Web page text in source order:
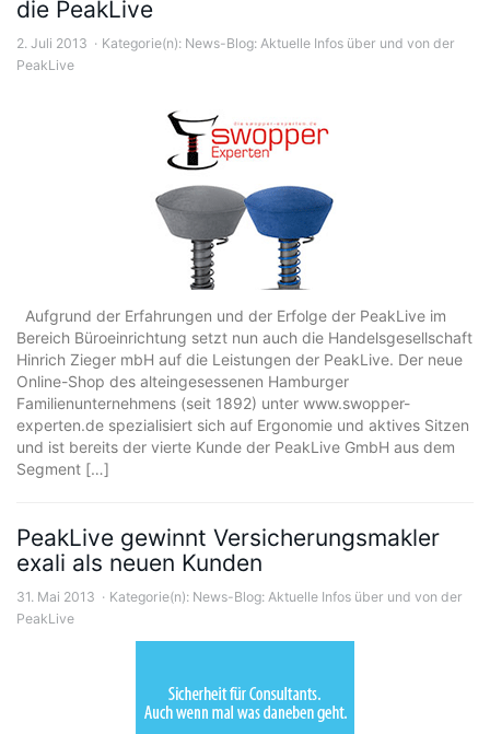
die PeakLive
2. Juli 2013 Kategorie(n): News-Blog: Aktuelle Infos über und von der
PeakLive
Aufgrund der Erfahrungen und der Erfolge der PeakLive im
Bereich Büroeinrichtung setzt nun auch die Handelsgesellschaft
Hinrich Zieger mbH auf die Leistungen der PeakLive. Der neue
Online-Shop des alteingesessenen Hamburger
Familienunternehmens (seit 1892) unter www.swopper-
experten.de spezialisiert sich auf Ergonomie und aktives Sitzen
und ist bereits der vierte Kunde der PeakLive GmbH aus dem
Segment […]
PeakLive gewinnt Versicherungsmakler
exali als neuen Kunden
31. Mai 2013 Kategorie(n): News-Blog: Aktuelle Infos über und von der
PeakLive